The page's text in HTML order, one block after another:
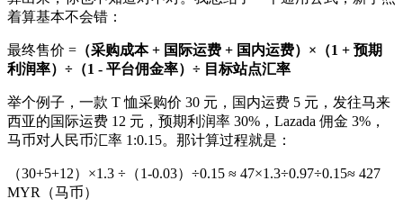
着算基本不会错：
最终售价 = （采购成本 + 国际运费 + 国内运费）×（1 + 预期
利润率）÷（1 - 平台佣金率）÷ 目标站点汇率
举个例子，一款 T 恤采购价 30 元，国内运费 5 元，发往马来
西亚的国际运费 12 元，预期利润率 30%，Lazada 佣金 3%，
马币对人民币汇率 1:0.15。那计算过程就是：
（30+5+12）×1.3 ÷（1-0.03）÷0.15 ≈ 47×1.3÷0.97÷0.15≈ 427
MYR（马币）